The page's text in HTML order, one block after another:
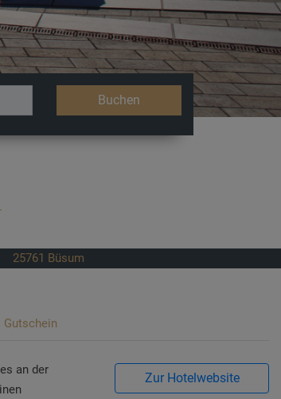
Buchen
25761 Büsum
Gutschein
an der
Zur Hotelwebsite